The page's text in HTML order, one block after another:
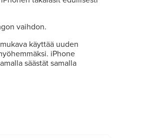
vaihdon.
käyttää uuden
iPhone
säästät samalla